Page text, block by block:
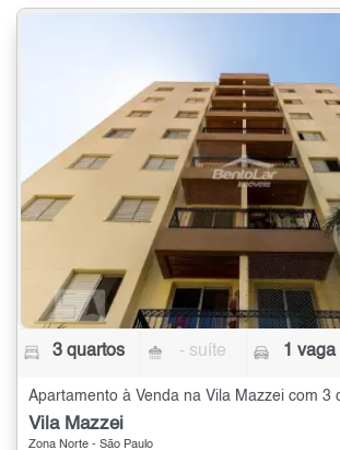
3 quartos - suíte 1 vaga
Apartamento à Venda na Vila Mazzei com 3
Vila Mazzei
Zona Norte - São Paulo